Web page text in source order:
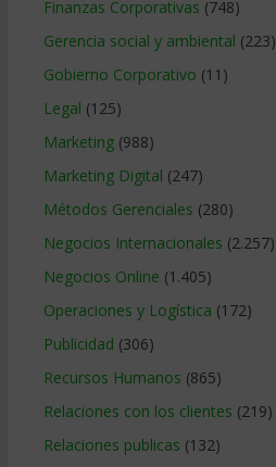
Finanzas Corporativas (748)
Gerencia social y ambiental (223)
Gobierno Corporativo (11)
Legal (125)
Marketing(988)
Marketing Digital (247)
Métodos Gerenciales (280)
Negocios Internacionales (2.257)
Negocios Online (1.405)
Operaciones y Logística (172)
Publicidad (306)
Recursos Humanos (865)
Relaciones con los clientes (219)
Relaciones publicas (132)